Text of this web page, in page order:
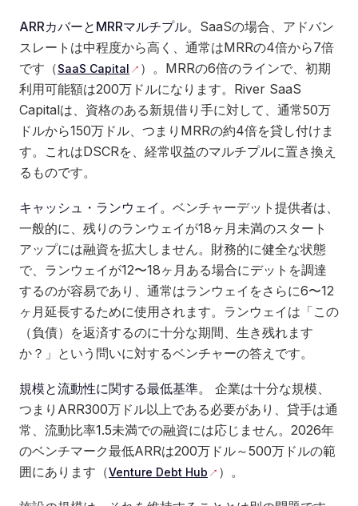
ARRカバーとMRRマルチプル。 SaaSの場合、アドバン
スレートは中程度から高く、通常はMRRの4倍から7倍
です（SaaS Capital
）。MRRの6倍のラインで、初期
利用可能額は200万ドルになります。River SaaS
Capitalは、資格のある新規借り手に対して、通常50万
ドルから150万ドル、つまりMRRの約4倍を貸し付けま
す。これはDSCRを、経常収益のマルチプルに置き換え
るものです。
キャッシュ・ランウェイ。 ベンチャーデット提供者は、
一般的に、残りのランウェイが18ヶ月未満のスタート
アップには融資を拡大しません。財務的に健全な状態
で、ランウェイが12〜18ヶ月ある場合にデットを調達
するのが容易であり、通常はランウェイをさらに6〜12
ヶ月延長するために使用されます。ランウェイは「この
（負債）を返済するのに十分な期間、生き残れます
か？」という問いに対するベンチャーの答えです。
規模と流動性に関する最低基準。
企業は十分な規模、
つまりARR300万ドル以上である必要があり、貸手は通
常、流動比率1.5未満での融資には応じません。2026年
のベンチマーク最低ARRは200万ドル～500万ドルの範
囲にあります（Venture Debt Hub ）。